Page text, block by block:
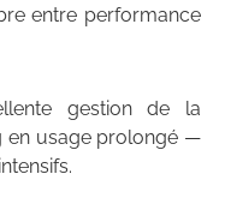
entre performance
gestion de la
en usage prolongé —